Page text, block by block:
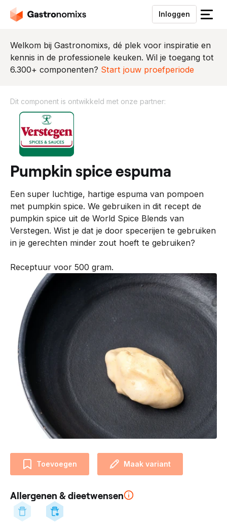
Inloggen
S
u
i
Welkom bij Gastronomixs, dé plek voor inspiratie en
kennis in de professionele keuken. Wil je toegang tot
6.300+ componenten? Start jouw proefperiode
Dit component is ontwikkeld met onze partner:
o
m
p
o
n
e
n
i
p
a
pumpkin spice espuma
Een super luchtige, hartige espuma van pompoen
met pumpkin spice. We gebruiken in dit recept de
pumpkin spice uit de World Spice Blends van
Verstegen. Wist je dat je door specerijen te gebruiken
in je gerechten minder zout hoeft te gebruiken?
Receptuur voor 500 gram.
Toevoegen Maak variant
Allergenen & dieetwensen